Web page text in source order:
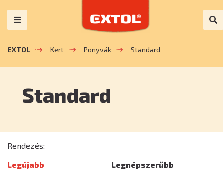
EXTOL Kert Ponyvák Standard
Standard
Rendezés:
Legújabb
Legnépszerűbb